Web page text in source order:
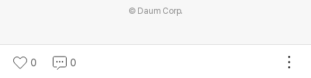
0 0
© Daum Corp.